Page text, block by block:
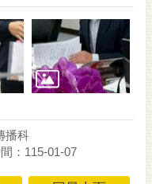
播科
：115-01-07